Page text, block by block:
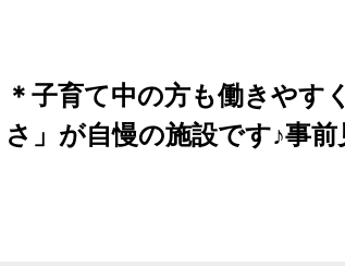
＊子育て中の方も働きやす
さ」が自慢の施設です♪事